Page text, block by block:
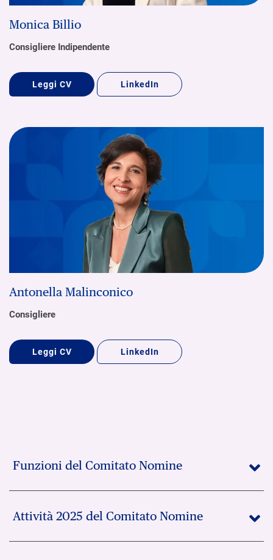
Monica Billio
Consigliere Indipendente
Leggi CV LinkedIn
Antonella Malinconico
Consigliere
Leggi CV LinkedIn
Funzioni del Comitato Nomine
Attività 2025 del Comitato Nomine